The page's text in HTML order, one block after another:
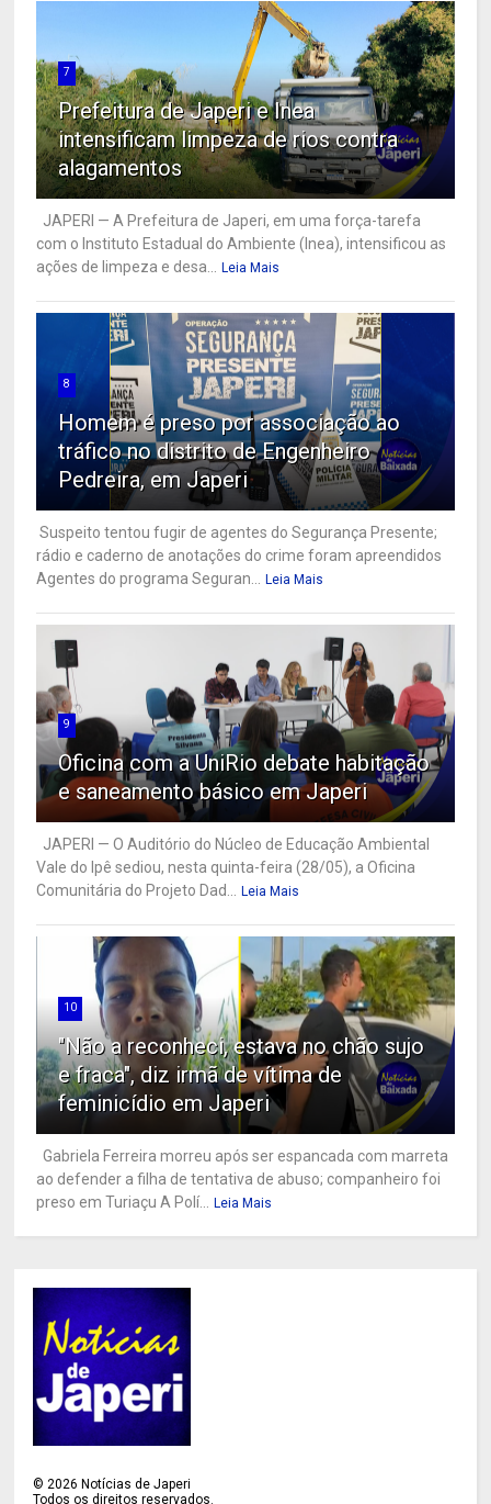
7
Prefeitura de Japeri e Inea
intensificam limpeza de rios contra
alagamentos
JAPERI — A Prefeitura de Japeri, em uma força-tarefa
com o Instituto Estadual do Ambiente (Inea), intensificou as
ações de limpeza e desa...
Leia Mais
8
Homem é preso por associação ao
tráfico no distrito de Engenheiro
Pedreira, em Japeri
Suspeito tentou fugir de agentes do Segurança Presente;
rádio e caderno de anotações do crime foram apreendidos
Agentes do programa Seguran...
Leia Mais
9
Oficina com a UniRio debate habitação
e saneamento básico em Japeri
JAPERI — O Auditório do Núcleo de Educação Ambiental
Vale do Ipê sediou, nesta quinta-feira (28/05), a Oficina
Comunitária do Projeto Dad...
Leia Mais
10
"Não a reconheci, estava no chão sujo
e fraca", diz irmã de vítima de
feminicídio em Japeri
Gabriela Ferreira morreu após ser espancada com marreta
ao defender a filha de tentativa de abuso; companheiro foi
preso em Turiaçu A Polí...
Leia Mais
©2026 Notícias de Japeri
Todos os direitos reservados.